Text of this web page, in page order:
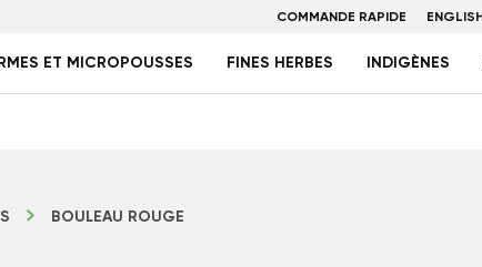
COMMANDE RAPIDE
ET MICROPOUSSES FINES HERBES INDIGÈNES
BOULEAU ROUGE